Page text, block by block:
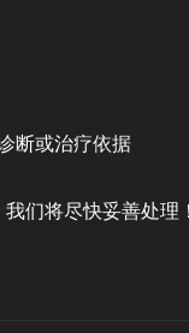
断或治疗依据
们将尽快妥善处理！